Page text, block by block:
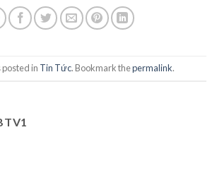
in Tin Tức. Bookmark thepermalink.